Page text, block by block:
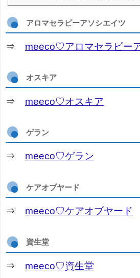
資生堂スノービ...
アロマセラピーアソシエイツ
⇒ meeco♡アロマセラピー
オスキア
⇒ meeco♡オスキア
ゲラン
⇒ meeco♡ゲラン
ケアオブヤード
⇒ meeco♡ケアオブヤード
資生堂
⇒ meeco♡資生堂